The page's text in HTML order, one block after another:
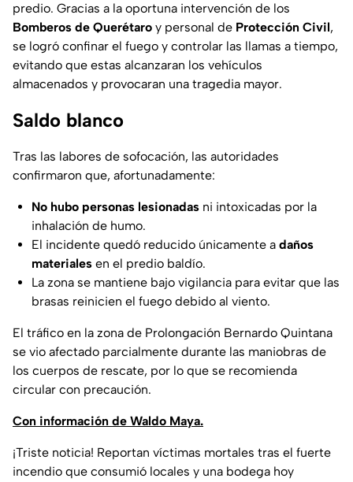
predio. Gracias a la oportuna intervención de los
Bomberos de Querétaro y personal de Protección Civil,
se logró confinar el fuego y controlar las llamas a tiempo,
evitando que estas alcanzaran los vehículos
almacenados y provocaran una tragedia mayor.
Saldo blanco
Tras las labores de sofocación, las autoridades
confirmaron que, afortunadamente:
No hubo personas lesionadas ni intoxicadas por la
inhalación de humo.
El incidente quedó reducido únicamente a daños
materiales en el predio baldío.
La zona se mantiene bajo vigilancia para evitar que las
brasas reinicien el fuego debido al viento.
El tráfico en la zona de Prolongación Bernardo Quintana
se vio afectado parcialmente durante las maniobras de
los cuerpos de rescate, por lo que se recomienda
circular con precaución.
Con información de Waldo Maya.
¡Triste noticia! Reportan víctimas mortales tras el fuerte
incendio que consumió locales y una bodega hoy